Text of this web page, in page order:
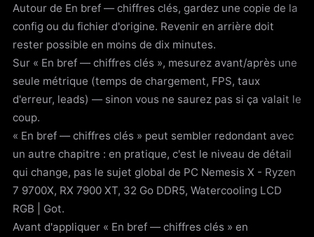
Autour de En bref — chiffres clés, gardez une copie de la
config ou du fichier d'origine. Revenir en arrière doit
rester possible en moins de dix minutes.
Sur « En bref — chiffres clés », mesurez avant/après une
seule métrique (temps de chargement, FPS, taux
d'erreur, leads) — sinon vous ne saurez pas si ça valait le
coup.
« En bref — chiffres clés » peut sembler redondant avec
un autre chapitre : en pratique, c'est le niveau de détail
qui change, pas le sujet global de PC Nemesis X - Ryzen
7 9700X, RX 7900 XT, 32 Go DDR5, Watercooling LCD
RGB | Got.
Avant d'appliquer « En bref — chiffres clés » en